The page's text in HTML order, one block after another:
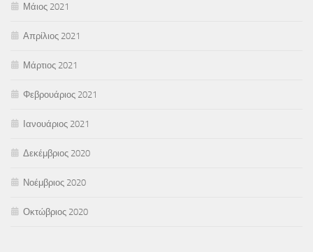
Μάιος 2021
Απρίλιος 2021
Μάρτιος 2021
Φεβρουάριος 2021
Ιανουάριος 2021
Δεκέμβριος 2020
Νοέμβριος 2020
Οκτώβριος 2020